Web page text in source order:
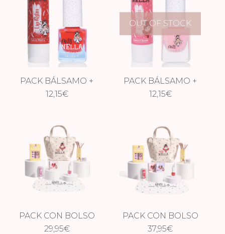
PACK BÁLSAMO +
ESMALTE MISS
12,15€
OUT OF STOCK
PACK BÁLSAMO +
ESMALTE MISS
12,15€
PACK CON BOLSO
GIRLY GIRL
29,95€
PACK CON BOLSO
GLAMOROUS
37,95€